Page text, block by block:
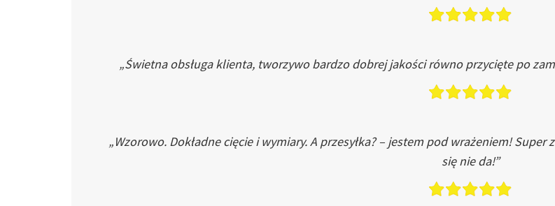
„Świetna obsługa klienta, tworzywo bardzo dobrej jakości równo przycięte po
„Wzorowo. Dokładne cięcie i wymiary. A przesyłka? – jestem pod wrażeniem!
się nie da!”